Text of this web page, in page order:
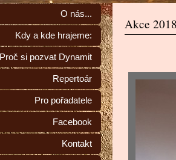
O nás...
Kdy a kde hrajeme:
Proč si pozvat Dynamit
Repertoár
Pro pořadatele
Facebook
Kontakt
Akce